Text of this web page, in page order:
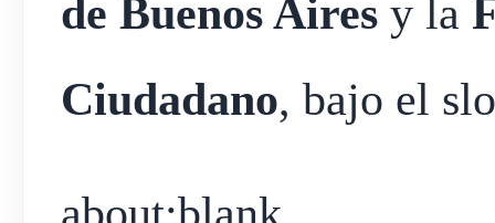
de Buenos Aires y la
Ciudadano, bajo el